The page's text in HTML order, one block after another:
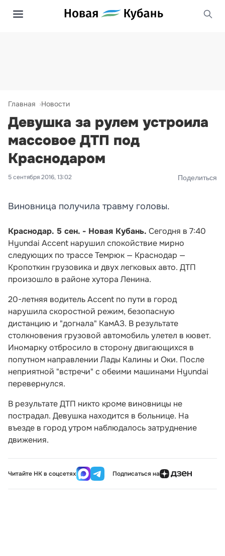
Главная Новости
Девушка за рулем устроила
массовое ДТП под
Краснодаром
5 сентября 2016, 13:02 Поделиться
Виновница получила травму головы.
Краснодар. 5 сен. - Новая Кубань. Сегодня в 7:40
Hyundai Accent нарушил спокойствие мирно
следующих по трассе Темрюк — Краснодар —
Кропоткин грузовика и двух легковых авто. ДТП
произошло в районе хутора Ленина.
20-летняя водитель Accent по пути в город
нарушила скоростной режим, безопасную
дистанцию и "догнала" КамАЗ. В результате
столкновения грузовой автомобиль улетел в кювет.
Иномарку отбросило в сторону двигающихся в
попутном направлении Лады Калины и Оки. После
неприятной "встречи" с обеими машинами Hyundai
перевернулся.
В результате ДТП никто кроме виновницы не
пострадал. Девушка находится в больнице. На
въезде в город утром наблюдалось затруднение
движения.
Читайте НК в соцсетях Подписаться на